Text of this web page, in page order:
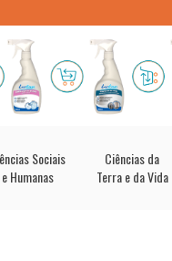
Sociais
e Humanas
Ciências da
Terra e da Vida